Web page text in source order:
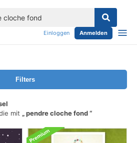
Einloggen Anmelden
Filters
mit
pendre cloche fond